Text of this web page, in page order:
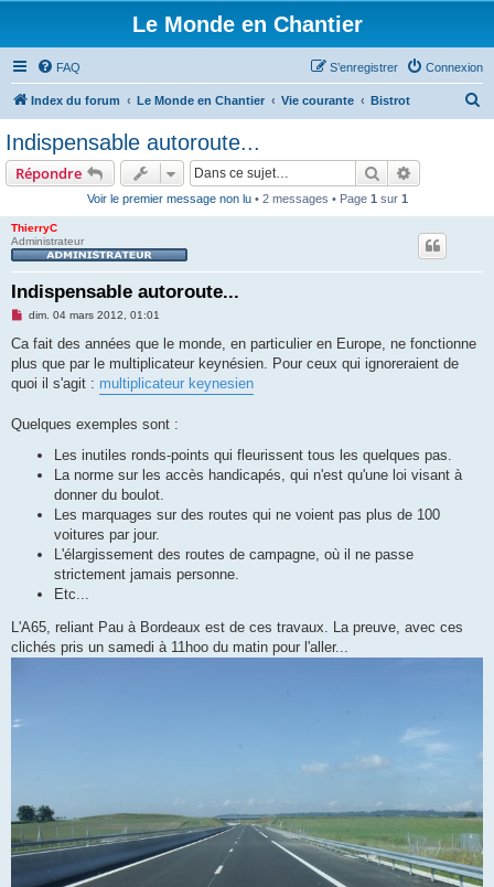
Le Monde en Chantier
FAQ Connexion
S’enregistrer
Index du forum Le Monde en Chantier Vie courante Bistrot
Indispensable autoroute...
Répondre Rechercher
Voir le premier message non lu• 2 messages • Page 1 sur 1
ThierryC
Administrateur
Indispensable autoroute...
M
s
a
g
o
n
dim. 04 mars 2012, 01:01
Ca fait des années que le monde, en particulier en Europe, ne fonctionne
plus que par le multiplicateur keynésien. Pour ceux qui ignoreraient de
quoi il s'agit : multiplicateur keynesien
Quelques exemples sont :
Les inutiles ronds-points qui fleurissent tous les quelques pas.
La norme sur les accès handicapés, qui n'est qu'une loi visant à
donner du boulot.
Les marquages sur des routes qui ne voient pas plus de 100
voitures par jour.
L'élargissement des routes de campagne, où il ne passe
strictement jamais personne.
Etc...
L'A65, reliant Pau à Bordeaux est de ces travaux. La preuve, avec ces
clichés pris un samedi à 11hoo du matin pour l'aller...